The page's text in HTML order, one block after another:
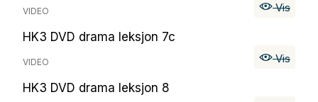
VIDEO Vis
HK3 DVD drama leksjon 7c
VIDEO Vis
HK3 DVD drama leksjon 8